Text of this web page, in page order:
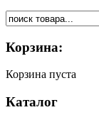
Корзина:
Корзина пуста
Каталог